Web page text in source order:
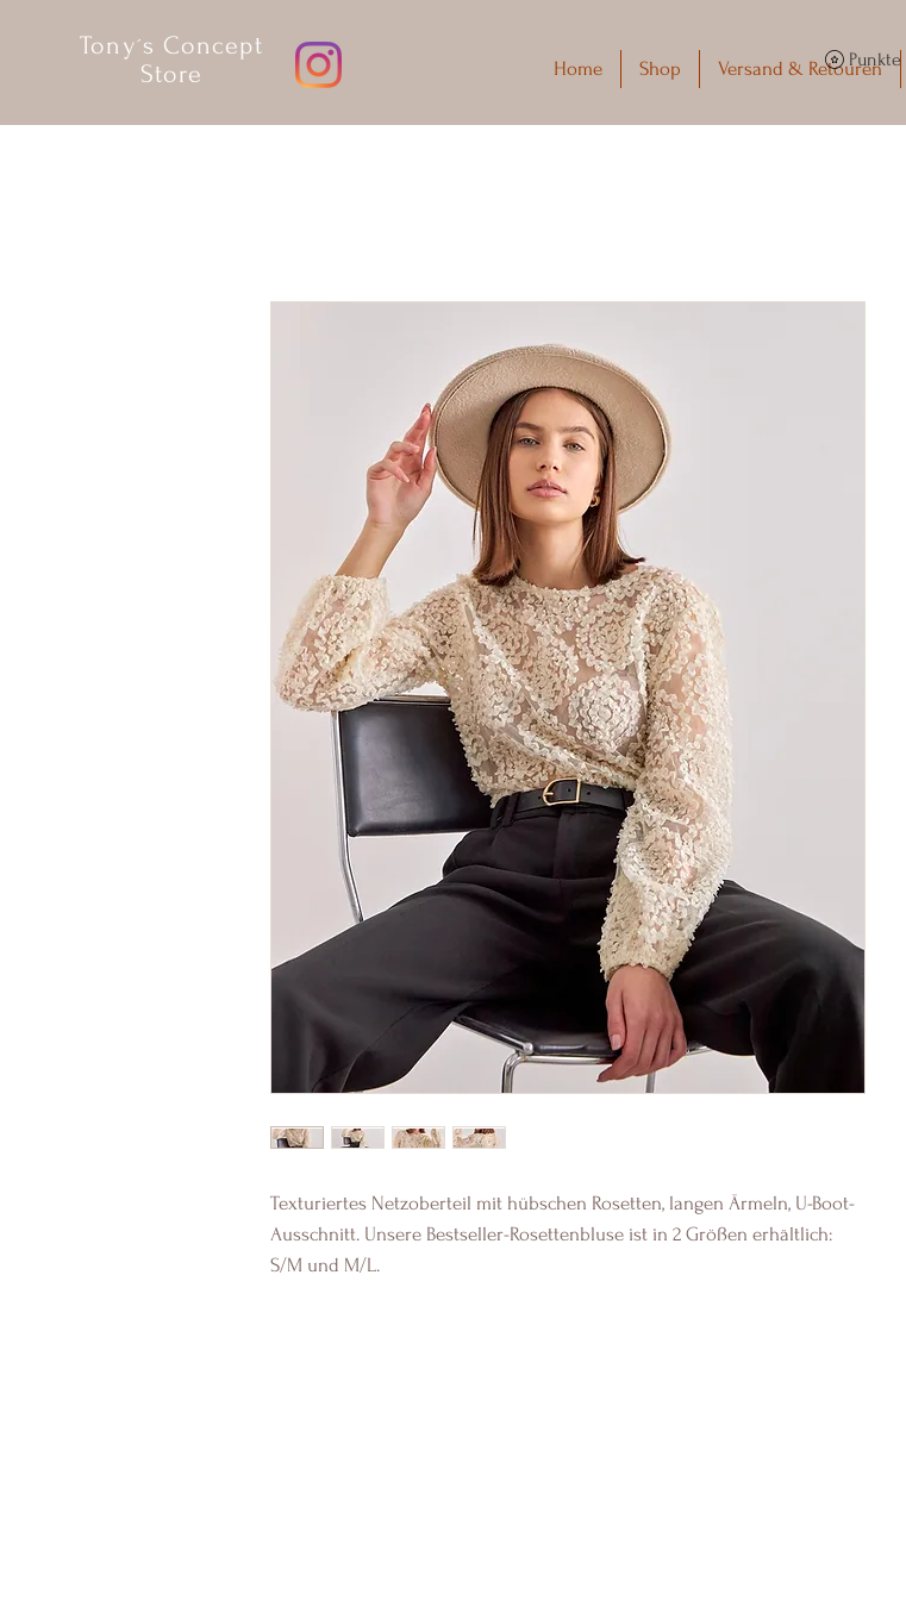
Tony´s Concept
Store
Home Shop Versand & Retouren
Texturiertes Netzoberteil mit hübschen Rosetten, langen Ärmeln, U-Boot-
Ausschnitt. Unsere Bestseller-Rosettenbluse ist in 2 Größen erhältlich:
S/M und M/L.